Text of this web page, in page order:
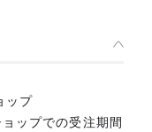
ップ
ップでの受注期間